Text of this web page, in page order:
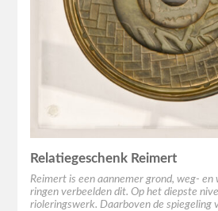
Relatiegeschenk Reimert
Reimert is een aannemer grond, weg-
ringen verbeelden dit. Op het diepste
rioleringswerk. Daarboven de spiegeling